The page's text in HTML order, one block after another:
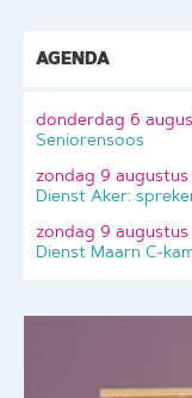
AGENDA
donderdag 6
Seniorensoos
zondag 9 augustus
Dienst Aker:
zondag 9 augustus
Dienst Maarn C-